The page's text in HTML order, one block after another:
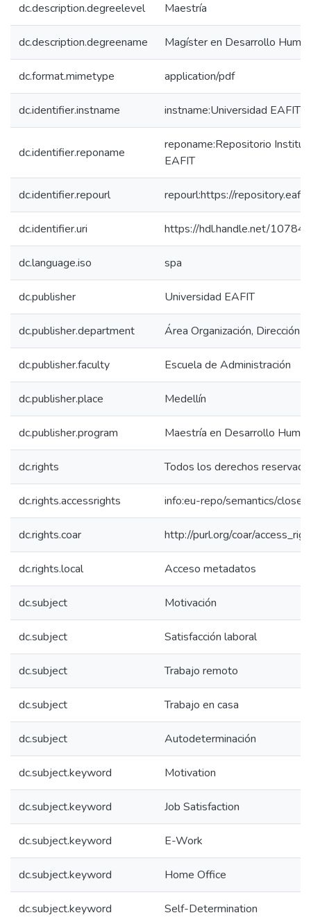
dc.description.degreelevel Maestría
dc.description.degreename Magíster en Desarrollo
dc.format.mimetype application/pdf
dc.identifier.instname instname:Universidad EAFIT
dc.identifier.reponame
reponame:Repositorio
EAFIT
dc.identifier.repourl repourl:https://
dc.identifier.uri https://hdl.handle.net/
dc.language.iso spa
dc.publisher Universidad EAFIT
dc.publisher.department Área Organización, Dirección
dc.publisher.faculty Escuela de Administración
dc.publisher.place Medellín
dc.publisher.program Maestría en Desarrollo
dc.rights Todos los derechos
dc.rights.accessrights info:eu-repo/semantics/
dc.rights.coar http://purl.org/coar/
dc.rights.local Acceso metadatos
dc.subject Motivación
dc.subject Satisfacción laboral
dc.subject Trabajo remoto
dc.subject Trabajo en casa
dc.subject Autodeterminación
dc.subject.keyword Motivation
dc.subject.keyword Job Satisfaction
dc.subject.keyword E-Work
dc.subject.keyword Home Office
dc.subject.keyword Self-Determination